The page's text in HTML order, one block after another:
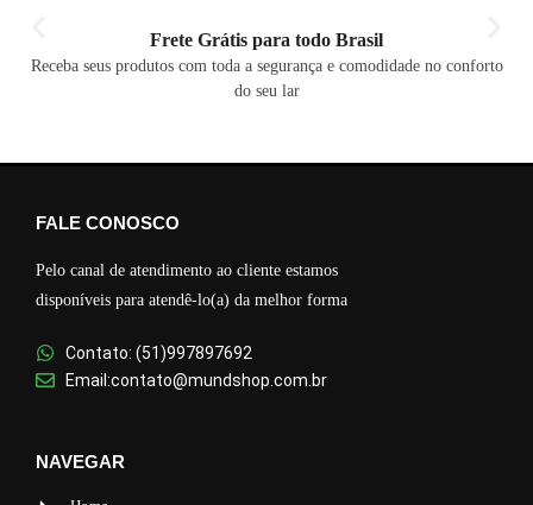
Frete Grátis para todo Brasil
Receba seus produtos com toda a segurança e comodidade no conforto
do seu lar
FALE CONOSCO
Pelo canal de atendimento ao cliente estamos
disponíveis para atendê-lo(a) da melhor forma
Contato: (51)997897692
Email:contato@mundshop.com.br
NAVEGAR